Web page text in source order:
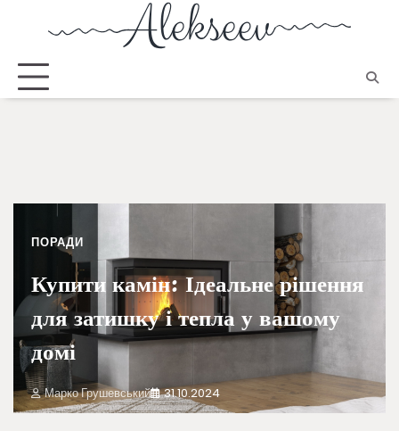
ПОРАДИ
Купити камін: Ідеальне рішення
для затишку і тепла у вашому
домі
Марко Грушевський 31.10.2024